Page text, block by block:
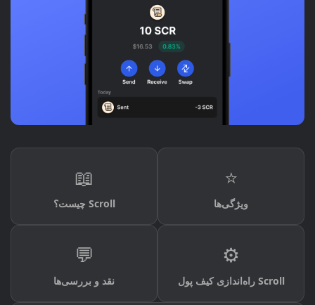
📖
چیست؟ Scroll
⭐
ویژگی‌ها
💬
نقد و بررسی‌ها
⚙️
راه‌اندازی کیف پول Scroll